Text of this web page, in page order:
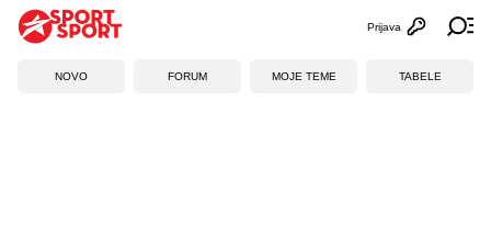
Otvori
Prijava
NOVO FORUM MOJE TEME TABELE